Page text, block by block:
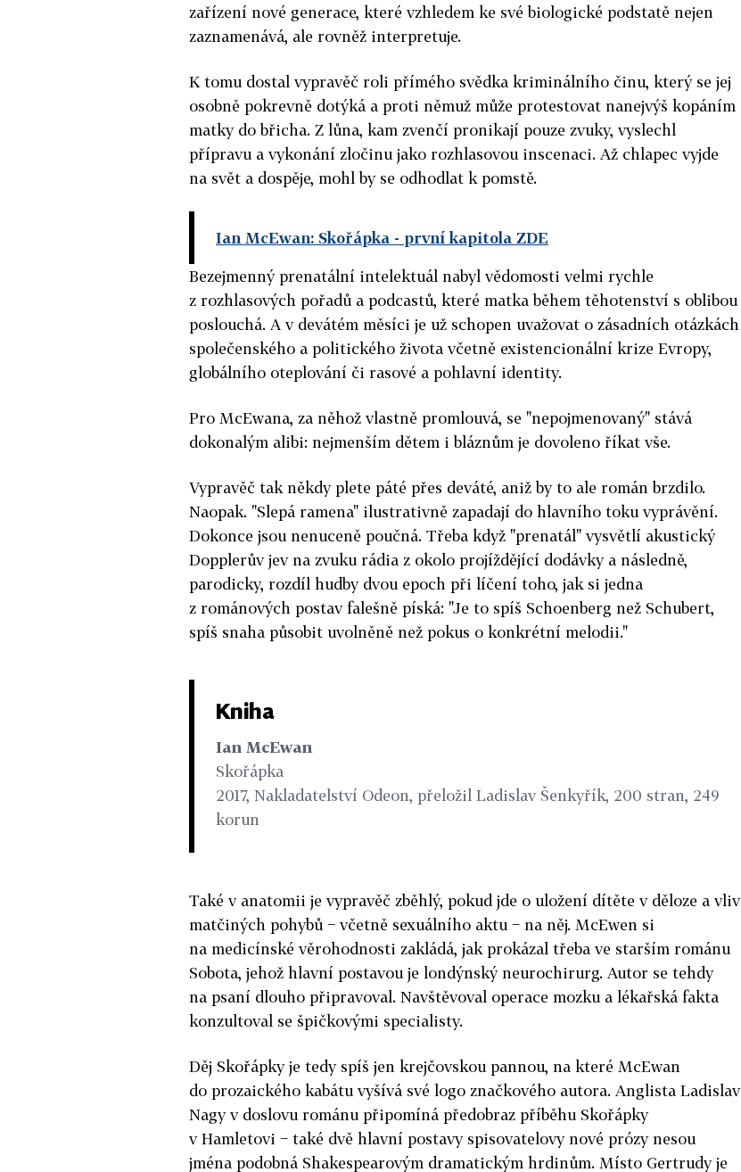
zařízení nové generace, které vzhledem ke své biologické podstatě nejen
zaznamenává, ale rovněž interpretuje.
K tomu dostal vypravěč roli přímého svědka kriminálního činu, který se jej
osobně pokrevně dotýká a proti němuž může protestovat nanejvýš kopáním
matky do břicha. Z lůna, kam zvenčí pronikají pouze zvuky, vyslechl
přípravu a vykonání zločinu jako rozhlasovou inscenaci. Až chlapec vyjde
na svět a dospěje, mohl by se odhodlat k pomstě.
Ian McEwan: Skořápka - první kapitola ZDE
Bezejmenný prenatální intelektuál nabyl vědomosti velmi rychle
z rozhlasových pořadů a podcastů, které matka během těhotenství s oblibou
poslouchá. A v devátém měsíci je už schopen uvažovat o zásadních otázkách
společenského a politického života včetně existencionální krize Evropy,
globálního oteplování či rasové a pohlavní identity.
Pro McEwana, za něhož vlastně promlouvá, se "nepojmenovaný" stává
dokonalým alibi: nejmenším dětem i bláznům je dovoleno říkat vše.
Vypravěč tak někdy plete páté přes deváté, aniž by to ale román brzdilo.
Naopak. "Slepá ramena" ilustrativně zapadají do hlavního toku vyprávění.
Dokonce jsou nenuceně poučná. Třeba když "prenatál" vysvětlí akustický
Dopplerův jev na zvuku rádia z okolo projíždějící dodávky a následně,
parodicky, rozdíl hudby dvou epoch při líčení toho, jak si jedna
z románových postav falešně píská: "Je to spíš Schoenberg než Schubert,
spíš snaha působit uvolněně než pokus o konkrétní melodii."
Kniha
Ian McEwan
Skořápka
2017, Nakladatelství Odeon, přeložil Ladislav Šenkyřík, 200 stran, 249
korun
Také v anatomii je vypravěč zběhlý, pokud jde o uložení dítěte v děloze a vliv
matčiných pohybů − včetně sexuálního aktu − na něj. McEwen si
na medicínské věrohodnosti zakládá, jak prokázal třeba ve starším románu
Sobota, jehož hlavní postavou je londýnský neurochirurg. Autor se tehdy
na psaní dlouho připravoval. Navštěvoval operace mozku a lékařská fakta
konzultoval se špičkovými specialisty.
Děj Skořápky je tedy spíš jen krejčovskou pannou, na které McEwan
do prozaického kabátu vyšívá své logo značkového autora. Anglista Ladislav
Nagy v doslovu románu připomíná předobraz příběhu Skořápky
v Hamletovi − také dvě hlavní postavy spisovatelovy nové prózy nesou
jména podobná Shakespearovým dramatickým hrdinům. Místo Gertrudy je